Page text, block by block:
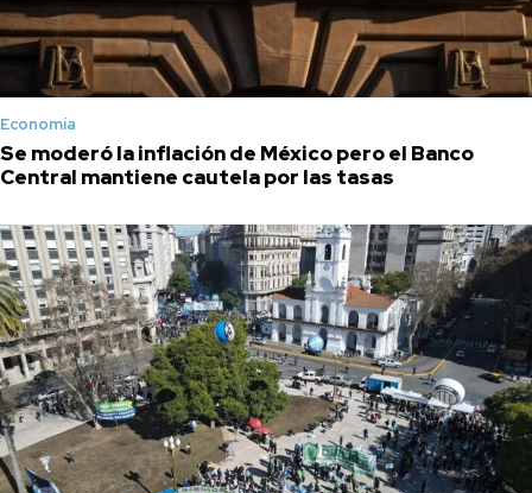
Economía
Se moderó la inflación de México pero el Banco
Central mantiene cautela por las tasas